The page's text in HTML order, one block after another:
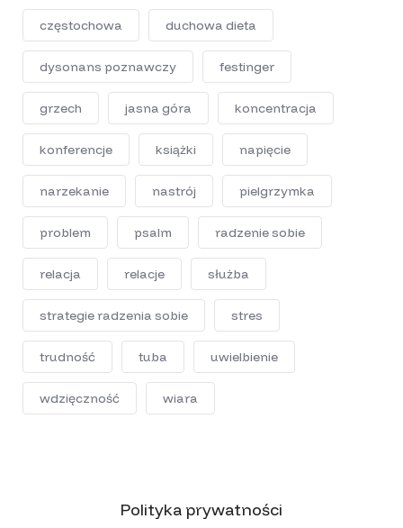
p
i
s
o
d
e
1
0
S
e
n
d
s
o
r
w
a
r
d
3
0
s
e
c
o
n
d
s
RSS FEED
SHARE
LINK
EMBED
częstochowa duchowa dieta
dysonans poznawczy festinger
grzech jasna góra koncentracja
konferencje książki napięcie
narzekanie nastrój pielgrzymka
problem psalm radzenie sobie
relacja relacje służba
strategie radzenia sobie stres
trudność tuba uwielbienie
wdzięczność wiara
Polityka prywatności